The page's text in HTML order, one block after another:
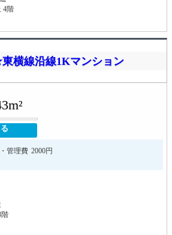
4階
横線沿線1Kマンション
管理費 2000円
階